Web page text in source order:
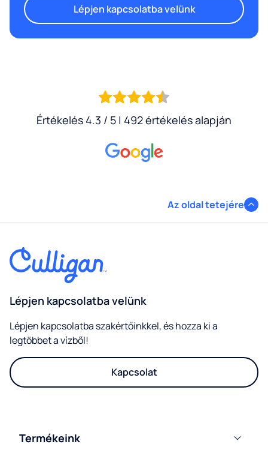
Lépjen kapcsolatba velünk
Értékelés 4.3 / 5 | 492 értékelés alapján
Az oldal tetejére
Lépjen kapcsolatba velünk
Lépjen kapcsolatba szakértőinkkel, és hozza ki a
legtöbbet a vízből!
Kapcsolat
Termékeink